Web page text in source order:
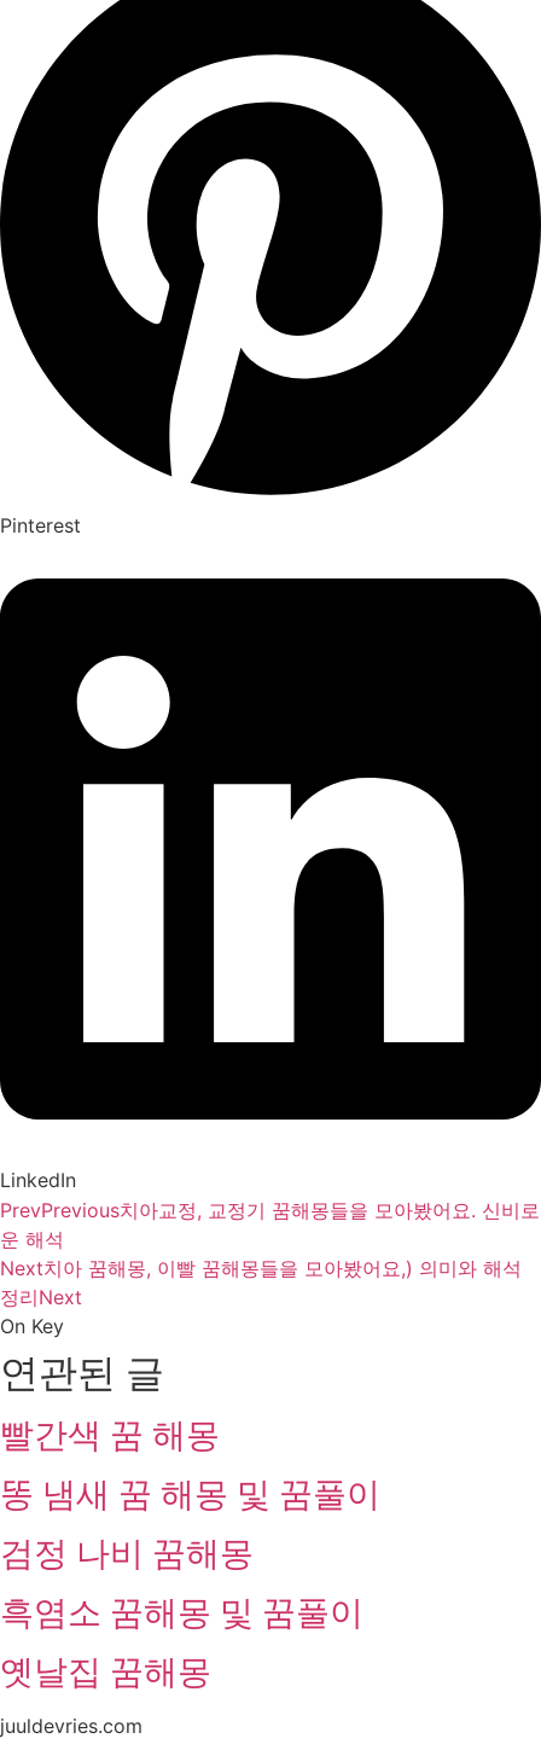
Pinterest
LinkedIn
PrevPrevious치아교정, 교정기 꿈해몽들을 모아봤어요. 신비로
운 해석
Next치아 꿈해몽, 이빨 꿈해몽들을 모아봤어요,) 의미와 해석
정리Next
On Key
연관된 글
빨간색 꿈 해몽
똥 냄새 꿈 해몽 및 꿈풀이
검정 나비 꿈해몽
흑염소 꿈해몽 및 꿈풀이
옛날집 꿈해몽
juuldevries.com